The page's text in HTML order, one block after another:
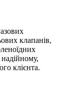
клапанів,
клієнта.